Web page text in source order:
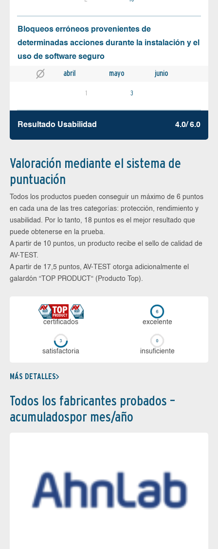
Bloqueos erróneos provenientes de
determinadas acciones durante la instalación y el
uso de software seguro
abril mayo junio
1 3
Resultado Usabilidad 4.0/ 6.0
Valoración mediante el sistema de
puntuación
Todos los productos pueden conseguir un máximo de 6 puntos
en cada una de las tres categorías: protección, rendimiento y
usabilidad. Por lo tanto, 18 puntos es el mejor resultado que
puede obtenerse en la prueba.
A partir de 10 puntos, un producto recibe el sello de calidad de
AV-TEST.
A partir de 17,5 puntos, AV-TEST otorga adicionalmente el
galardón “TOP PRODUCT“ (Producto Top).
certi­ficados ex­ce­len­te
sa­tis­fac­to­ria in­su­fi­cien­te
MÁS DETALLES
Todos los fabricantes probados –
acumuladospor mes/año